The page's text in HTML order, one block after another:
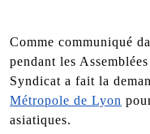
Comme communiqué
pendant les
Syndicat a fait la
Métropole de Lyon
asiatiques.